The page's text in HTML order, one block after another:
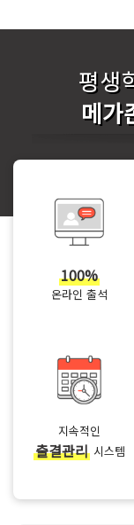
평생
메가
100%
온라인 출석
지속적인
출결관리시스템